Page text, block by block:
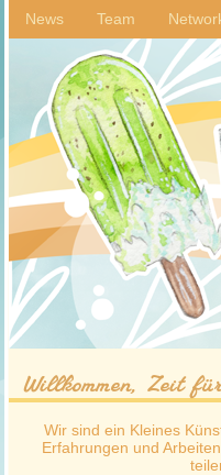
News Team
Willkommen, Zeit
Wir sind ein Kleines
Erfahrungen und